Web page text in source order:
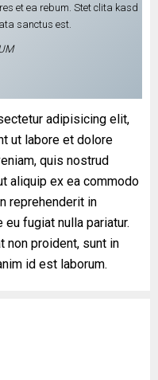
et ea rebum. Stet clita kasd
sanctus est.
adipisicing elit,
ut labore et dolore
quis nostrud
aliquip ex ea commodo
reprehenderit in
fugiat nulla pariatur.
non proident, sunt in
id est laborum.